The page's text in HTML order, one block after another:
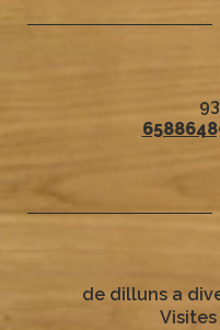
de dilluns a